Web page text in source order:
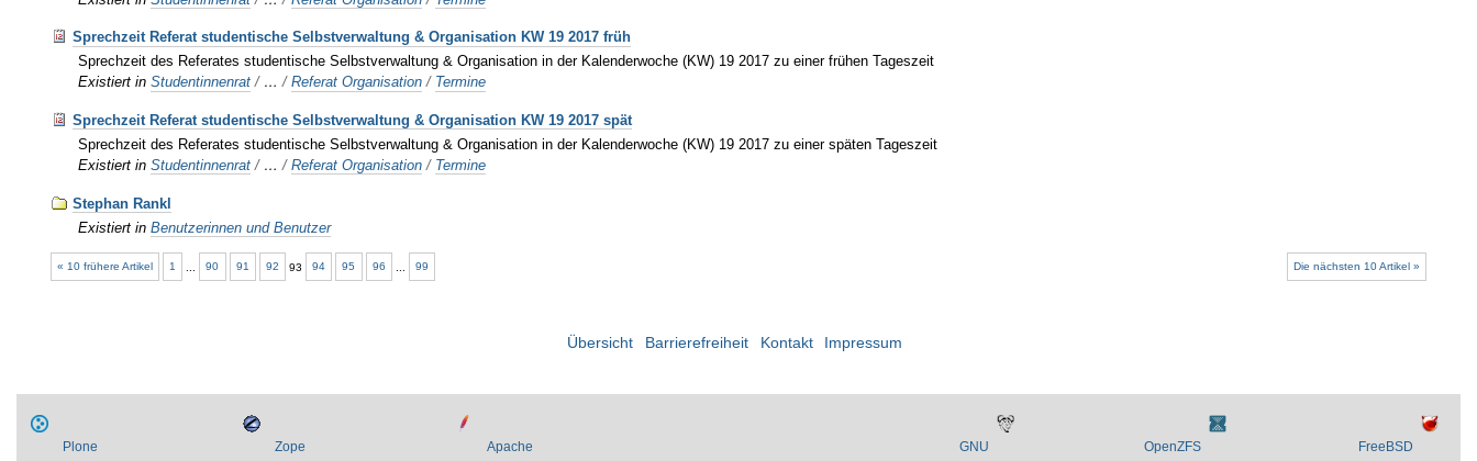
Sprechzeit Referat studentische Selbstverwaltung & Organisation KW 19 2017 früh
Sprechzeit des Referates studentische Selbstverwaltung & Organisation in der Kalenderwoche (KW) 19 2017 zu einer frühen Tageszeit
Existiert in Studentinnenrat / …/Referat Organisation / Termine
Sprechzeit Referat studentische Selbstverwaltung & Organisation KW 19 2017 spät
Sprechzeit des Referates studentische Selbstverwaltung & Organisation in der Kalenderwoche (KW) 19 2017 zu einer späten Tageszeit
Existiert in Studentinnenrat / …/Referat Organisation / Termine
Stephan Rankl
Existiert in Benutzerinnen und Benutzer
« 10 frühere Artikel Die nächsten 10 Artikel »
1 90 91 92 93 94 95 96 99
Übersicht Barrierefreiheit Kontakt Impressum
Plone Zope Apache GNU OpenZFS FreeBSD